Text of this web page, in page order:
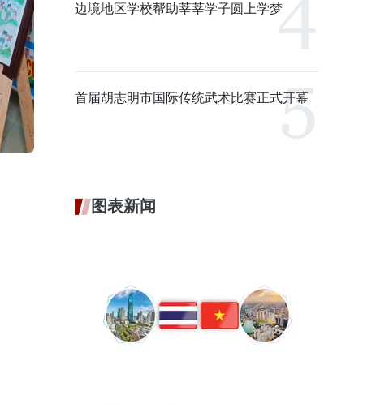
边境地区学校帮助莘莘学子圆上学梦
首届胡志明市国际传统武术比赛正式开幕
图表新闻